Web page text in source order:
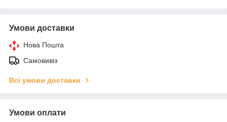
Умови доставки
Нова Пошта
Самовивіз
Всі умови доставки
Умови оплати